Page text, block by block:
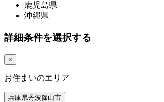
鹿児島県
沖縄県
詳細条件を選択する
×
お住まいのエリア
兵庫県丹波篠山市